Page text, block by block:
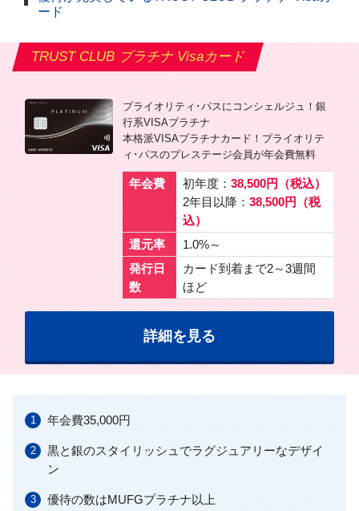
ード
TRUST CLUB プラチナ Visaカード
プライオリティ･パスにコンシェルジュ！銀
行系VISAプラチナ
本格派VISAプラチナカード！プライオリテ
ィ･パスのプレステージ会員が年会費無料
年会費 初年度： 38,500円（税込）
2年目以降： 38,500円（税
込）
還元率
1.0%～
発行日
数
カード到着まで2～3週間
ほど
詳細を見る
年会費35,000円
黒と銀のスタイリッシュでラグジュアリーなデザイ
ン
優待の数はMUFGプラチナ以上